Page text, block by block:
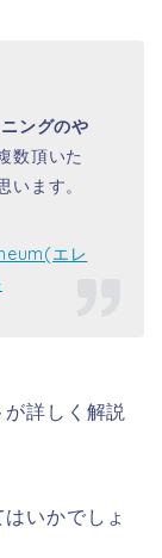
ングのや
数頂いた
ます。
エレ
詳しく解説
いかでしょ